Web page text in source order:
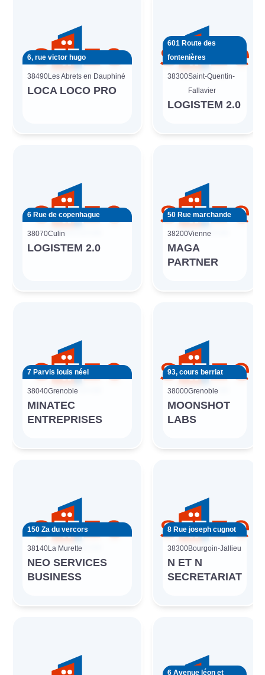
6, rue victor hugo
38490Les Abrets en Dauphiné
LOCA LOCO PRO
601 Route des
fontenières
38300Saint-Quentin-
Fallavier
LOGISTEM 2.0
6 Rue de copenhague
38070Culin
LOGISTEM 2.0
50 Rue marchande
38200Vienne
MAGA
PARTNER
7 Parvis louis néel
38040Grenoble
MINATEC
ENTREPRISES
93, cours berriat
38000Grenoble
MOONSHOT
LABS
150 Za du vercors
38140La Murette
NEO SERVICES
BUSINESS
8 Rue joseph cugnot
38300Bourgoin-Jallieu
N ET N
SECRETARIAT
6 Avenue léon et